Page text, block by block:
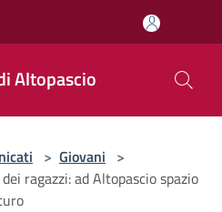
Altopascio
> Giovani >
ragazzi: ad Altopascio spazio